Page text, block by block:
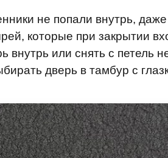
не попали внутрь,
которые при закрытии
внутрь или снять с петель
дверь в тамбур с